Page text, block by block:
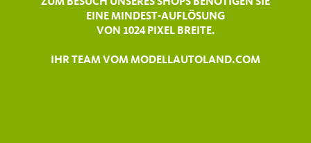
EINE MINDEST-AUFLÖSUNG
VON 1024 PIXEL BREITE.
IHR TEAM VOM MODELLAUTOLAND.COM